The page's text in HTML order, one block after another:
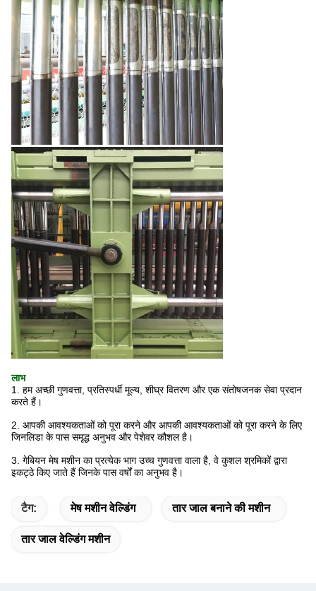
लाभ
1. हम अच्छी गुणवत्ता, प्रतिस्पर्धी मूल्य, शीघ्र वितरण और एक संतोषजनक सेवा प्रदान
करते हैं।
2. आपकी आवश्यकताओं को पूरा करने और आपकी आवश्यकताओं को पूरा करने के लिए
जिनलिडा के पास समृद्ध अनुभव और पेशेवर कौशल है।
3. गेबियन मेष मशीन का प्रत्येक भाग उच्च गुणवत्ता वाला है, वे कुशल श्रमिकों द्वारा
इकट्ठे किए जाते हैं जिनके पास वर्षों का अनुभव है।
टैग: मेष मशीन वेल्डिंग तार जाल बनाने की मशीन
तार जाल वेल्डिंग मशीन